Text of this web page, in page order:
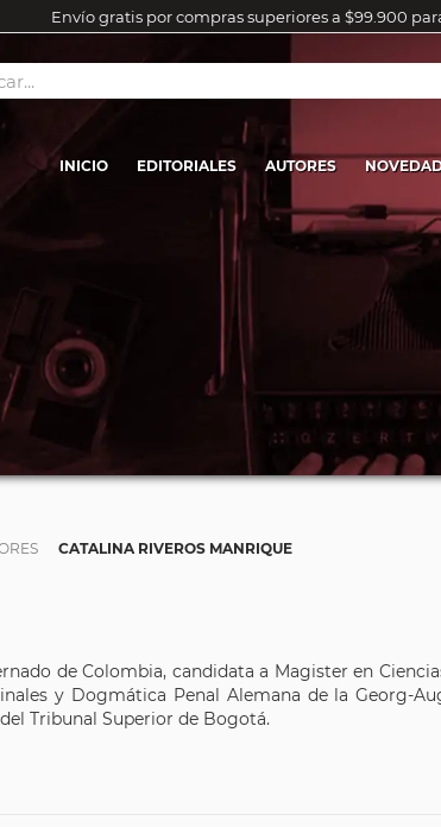
Envío gratis por compras superiores a $99.900
INICIO EDITORIALES AUTORES
CATALINA RIVEROS MANRIQUE
de Colombia, candidata a Magister en
y Dogmática Penal Alemana de la Georg-
Tribunal Superior de Bogotá.